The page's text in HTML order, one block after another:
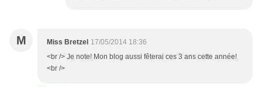
M Miss Bretzel 17/05/2014 18:36
<br /> Je note! Mon blog aussi fêterai ces 3 ans cette année!
<br />